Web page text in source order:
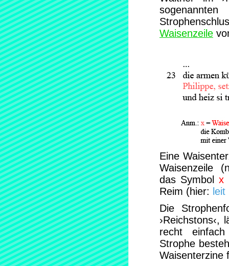
Waisenzeile
Eine
Waisenzeile
das Symbol x
Reim (hier:
Die
›Reichstons‹,
recht einfach
Strophe
Waisenterzine